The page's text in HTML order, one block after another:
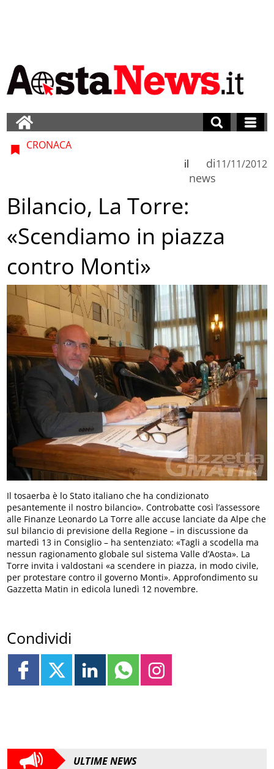
CRONACA
di
news
il 11/11/2012
Bilancio, La Torre:
«Scendiamo in piazza
contro Monti»
Il tosaerba è lo Stato italiano che ha condizionato
pesantemente il nostro bilancio». Controbatte così l’assessore
alle Finanze Leonardo La Torre alle accuse lanciate da Alpe che
sul bilancio di previsione della Regione – in discussione da
martedì 13 in Consiglio – ha sentenziato: «Tagli a scodella ma
nessun ragionamento globale sul sistema Valle d’Aosta». La
Torre invita i valdostani «a scendere in piazza, in modo civile,
per protestare contro il governo Monti». Approfondimento su
Gazzetta Matin in edicola lunedì 12 novembre.
Condividi
ULTIME NEWS